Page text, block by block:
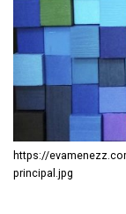
https://
principal.jpg